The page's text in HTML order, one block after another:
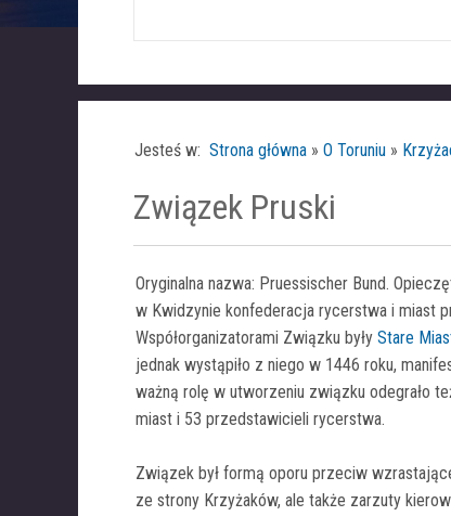
Jesteś w: Strona główna » O Toruniu »
Związek Pruski
Oryginalna nazwa: Pruessischer Bund.
w Kwidzynie konfederacja rycerstwa i miast
Współorganizatorami Związku były Stare
jednak wystąpiło z niego w 1446 roku,
ważną rolę w utworzeniu związku odegrało
miast i 53 przedstawicieli rycerstwa.
Związek był formą oporu przeciw
ze strony Krzyżaków, ale także zarzuty